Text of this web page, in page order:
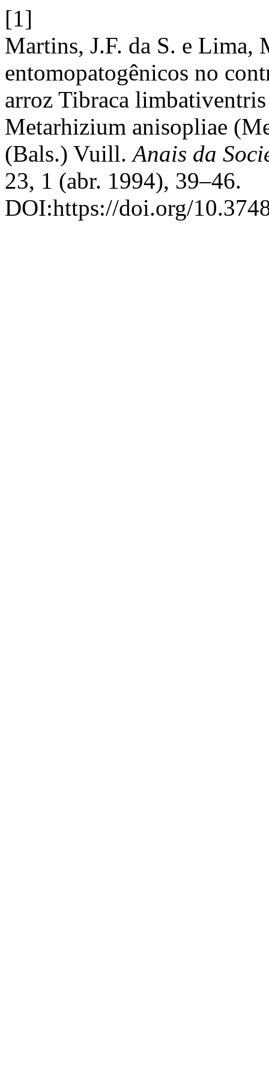
[1]
Martins, J.F. da S. e Lima,
entomopatogênicos no
arroz Tibraca
Metarhizium anisopliae
(Bals.) Vuill.Anais da
23, 1 (abr. 1994), 39–46.
DOI:https://doi.org/